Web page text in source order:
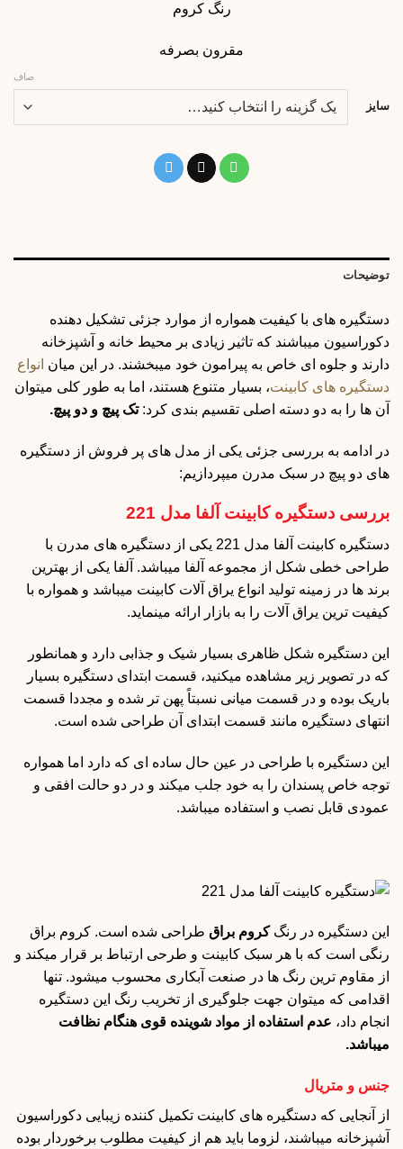
رنگ کروم
مقرون بصرفه
سایز
صاف
توضیحات
دستگیره های با کیفیت همواره از موارد جزئی تشکیل دهنده
دکوراسیون میباشند که تاثیر زیادی بر محیط خانه و آشپزخانه
دارند و جلوه ای خاص به پیرامون خود میبخشند. در این میان انواع
دستگیره های کابینت، بسیار متنوع هستند، اما به طور کلی میتوان
آن ها را به دو دسته اصلی تقسیم بندی کرد:تک پیچ و دو پیچ.
در ادامه به بررسی جزئی یکی از مدل های پر فروش از دستگیره
های دو پیچ در سبک مدرن میپردازیم:
بررسی دستگیره کابینت آلفا مدل 221
دستگیره کابینت آلفا مدل 221 یکی از دستگیره های مدرن با
طراحی خطی شکل از مجموعه آلفا میباشد. آلفا یکی از بهترین
برند ها در زمینه تولید انواع یراق آلات کابینت میباشد و همواره با
کیفیت ترین یراق آلات را به بازار ارائه مینماید.
این دستگیره شکل ظاهری بسیار شیک و جذابی دارد و همانطور
که در تصویر زیر مشاهده میکنید، قسمت ابتدای دستگیره بسیار
باریک بوده و در قسمت میانی نسبتاً پهن تر شده و مجددا قسمت
انتهای دستگیره مانند قسمت ابتدای آن طراحی شده است.
این دستگیره با طراحی در عین حال ساده ای که دارد اما همواره
توجه خاص پسندان را به خود جلب میکند و در دو حالت افقی و
عمودی قابل نصب و استفاده میباشد.
این دستگیره در رنگکروم براق طراحی شده است. کروم براق
رنگی است که با هر سبک کابینت و طرحی ارتباط بر قرار میکند و
از مقاوم ترین رنگ ها در صنعت آبکاری محسوب میشود. تنها
اقدامی که میتوان جهت جلوگیری از تخریب رنگ این دستگیره
انجام داد، عدم استفاده از مواد شوینده قوی هنگام نظافت
میباشد.
جنس و متریال
از آنجایی که دستگیره های کابینت تکمیل کننده زیبایی دکوراسیون
آشپزخانه میباشند، لزوما باید هم از کیفیت مطلوب برخوردار بوده